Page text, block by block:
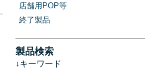
店舗用POP等
終了製品
製品検索
↓キーワード